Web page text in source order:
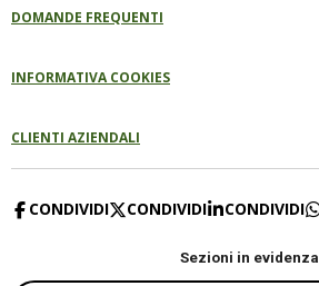
DOMANDE FREQUENTI
INFORMATIVA COOKIES
CLIENTI AZIENDALI
CONDIVIDI CONDIVIDI CONDIVIDI
Sezioni in evidenza